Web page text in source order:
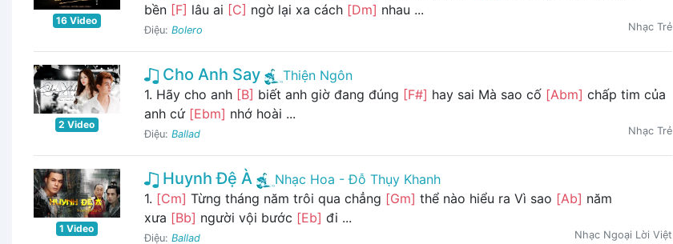
16 Video
bền [F] lâu ai [C] ngờ lại xa cách [Dm] nhau ...
Điệu: Bolero Nhạc Trẻ
2 Video
Cho Anh Say
Thiện Ngôn
1. Hãy cho anh [B] biết anh giờ đang đúng [F#] hay sai Mà sao cố [Abm] chấp tim của
anh cứ [Ebm] nhớ hoài ...
Điệu: Ballad Nhạc Trẻ
1 Video
Huynh Đệ À
Nhạc Hoa - Đỗ Thụy Khanh
1. [Cm] Từng tháng năm trôi qua chẳng [Gm] thể nào hiểu ra Vì sao [Ab] năm
xưa [Bb] người vội bước [Eb] đi ...
Điệu: Ballad Nhạc Ngoại Lời Việt